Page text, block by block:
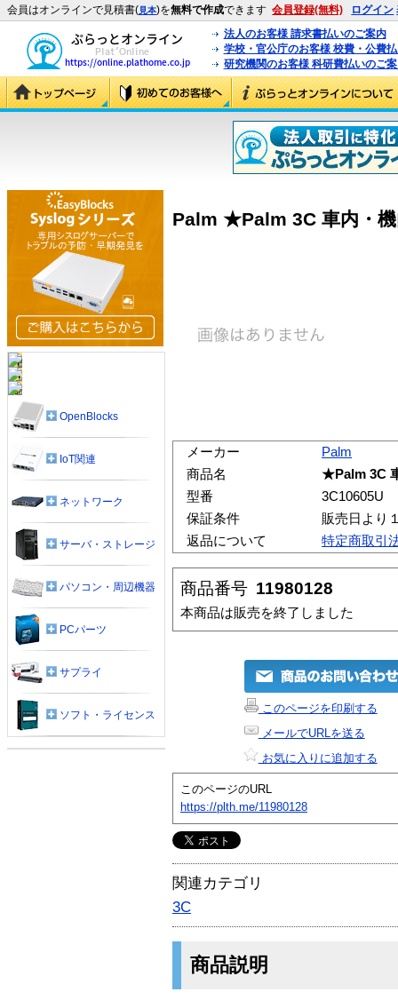
会員はオンラインで見積書(見本)を無料で作成できます 会員登録(無料) ログイン
法人のお客様 請求書払いのご案内
学校・官公庁のお客様 校費・公費
研究機関のお客様 科研費払いのご
Palm ★Palm 3C 車内・
メーカー
Palm
商品名
★Palm 3C
型番
3C10605U
保証条件
販売日より
返品について
特定商取引
商品番号 11980128
本商品は販売を終了しました
このページを印刷する
メールでURLを送る
お気に入りに追加する
このページのURL
https://plth.me/11980128
関連カテゴリ
3C
商品説明
OpenBlocks
IoT関連
ネットワーク
サーバ・ストレージ
パソコン・周辺機器
PCパーツ
サプライ
ソフト・ライセンス